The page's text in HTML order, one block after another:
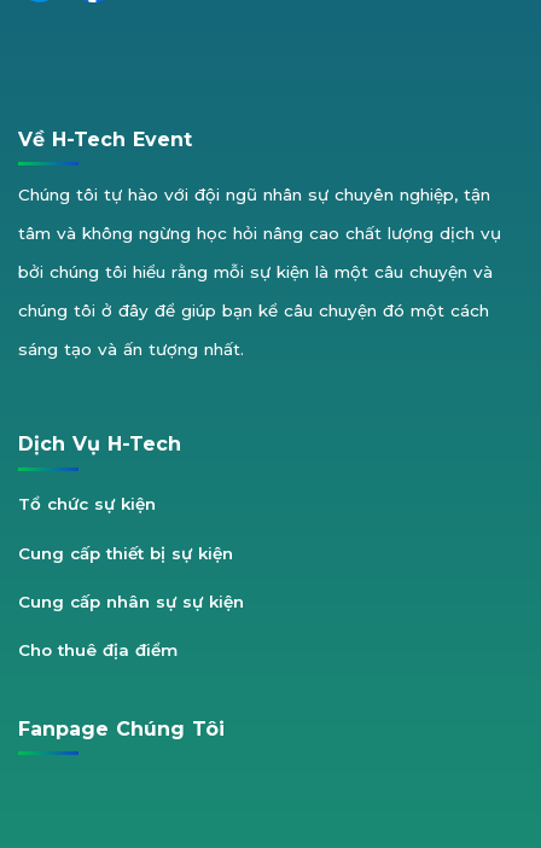
Về H-Tech Event
Chúng tôi tự hào với đội ngũ nhân sự chuyên nghiệp, tận
tâm và không ngừng học hỏi nâng cao chất lượng dịch vụ
bởi chúng tôi hiểu rằng mỗi sự kiện là một câu chuyện và
chúng tôi ở đây để giúp bạn kể câu chuyện đó một cách
sáng tạo và ấn tượng nhất.
Dịch Vụ H-Tech
Tổ chức sự kiện
Cung cấp thiết bị sự kiện
Cung cấp nhân sự sự kiện
Cho thuê địa điểm
Fanpage Chúng Tôi